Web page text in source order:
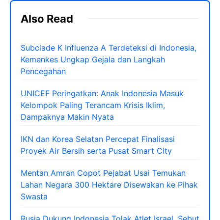
Also Read
Subclade K Influenza A Terdeteksi di Indonesia,
Kemenkes Ungkap Gejala dan Langkah
Pencegahan
UNICEF Peringatkan: Anak Indonesia Masuk
Kelompok Paling Terancam Krisis Iklim,
Dampaknya Makin Nyata
IKN dan Korea Selatan Percepat Finalisasi
Proyek Air Bersih serta Pusat Smart City
Mentan Amran Copot Pejabat Usai Temukan
Lahan Negara 300 Hektare Disewakan ke Pihak
Swasta